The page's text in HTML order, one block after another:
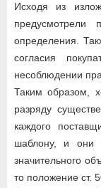
Исходя из
предусмотрели
определения.
согласия
несоблюдении
Таким образом,
разряду
каждого
шаблону, и они
значительного
то положение ст.